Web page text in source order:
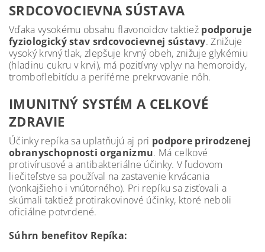
SRDCOVOCIEVNA SÚSTAVA
Vďaka vysokému obsahu flavonoidov taktiež podporuje
fyziologický stav srdcovocievnej sústavy. Znižuje
vysoký krvný tlak, zlepšuje krvný obeh, znižuje glykémiu
(hladinu cukru v krvi), má pozitívny vplyv na hemoroidy,
tromboflebitídu a periférne prekrvovanie nôh.
IMUNITNÝ SYSTÉM A CELKOVÉ
ZDRAVIE
Účinky repíka sa uplatňujú aj pri podpore prirodzenej
obranyschopnosti organizmu. Má celkové
protivírusové a antibakteriálne účinky. V ľudovom
liečiteľstve sa používal na zastavenie krvácania
(vonkajšieho i vnútorného). Pri repíku sa zisťovali a
skúmali taktiež protirakovinové účinky, ktoré neboli
oficiálne potvrdené.
Súhrn benefitov Repíka: